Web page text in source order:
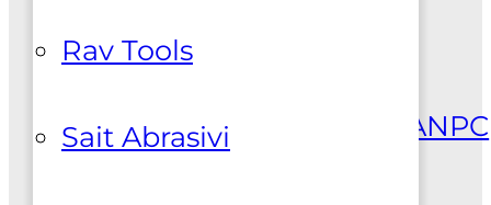
Rav Tools
Sait Abrasivi
Politica de
cookiesTermeni si conditii ANPC